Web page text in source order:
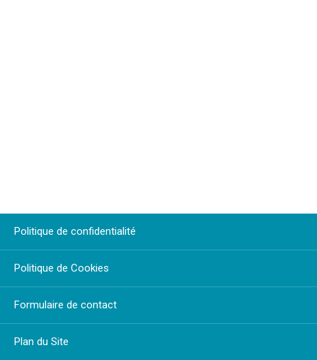
Politique de confidentialité
Politique de Cookies
Formulaire de contact
Plan du Site